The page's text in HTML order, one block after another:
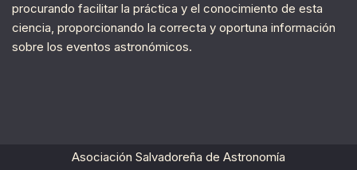
procurando facilitar la práctica y el conocimiento de esta
ciencia, proporcionando la correcta y oportuna información
sobre los eventos astronómicos.
Asociación Salvadoreña de Astronomía